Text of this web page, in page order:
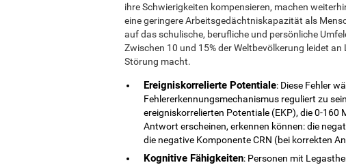
ihre Schwierigkeiten kompensieren, machen
eine geringere Arbeitsgedächtniskapazität als
auf das schulische, berufliche und persönliche
Zwischen 10 und 15% der Weltbevölkerung leidet
Störung macht.
Ereigniskorrelierte Potentiale: Diese Fehler
Fehlererkennungsmechanismus reguliert zu
ereigniskorrelierten Potentiale (EKP), die 0-160
Antwort erscheinen, erkennen können: die
die negative Komponente CRN (bei korrekten
Kognitive Fähigkeiten: Personen mit